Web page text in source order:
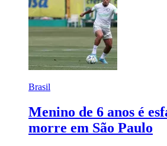
Brasil
Menino de 6 anos é
morre em São Paulo